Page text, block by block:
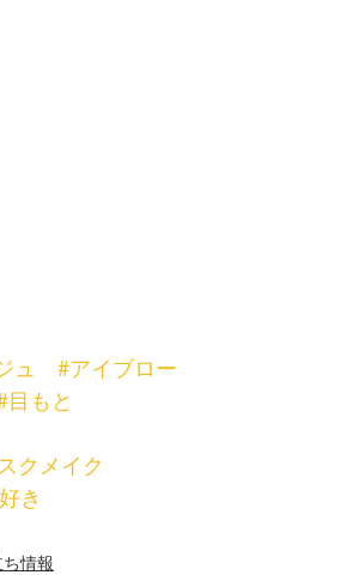
ュ
#アイブロー
目もと
クメイク
き
情報